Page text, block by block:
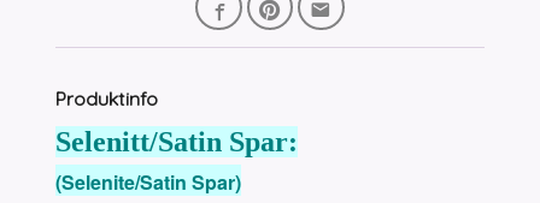
Produktinfo
Selenitt/Satin Spar:
(Selenite/Satin Spar)